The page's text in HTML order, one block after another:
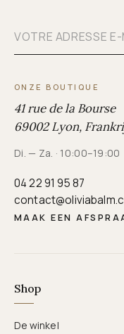
ONZE BOUTIQUE
41 rue de la Bourse
69002 Lyon,
Di. — Za. · 10:00–19:00
04 22 91 95 87
MAAK EEN
Shop
De winkel